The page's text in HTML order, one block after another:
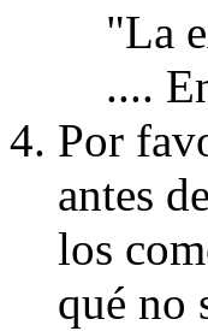
"La
....
Por
antes
los
qué no